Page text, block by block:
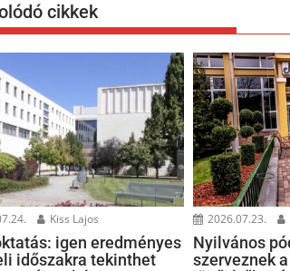
cikkek
Kiss Lajos
igen eredményes
időszakra tekinthet
2026.07.23.
Nyilvános
szerveznek